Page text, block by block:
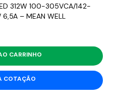
312W 100-305VCA/142-
– MEAN WELL
CARRINHO
COTAÇÃO